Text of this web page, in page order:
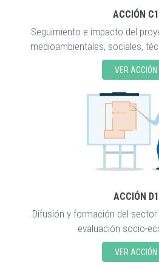
ACCIÓN C1
Seguimiento e impacto del
medioambientales, sociales,
VER ACCIÓN
ACCIÓN D1
Difusión y formación del
evaluación socio-
VER ACCIÓN